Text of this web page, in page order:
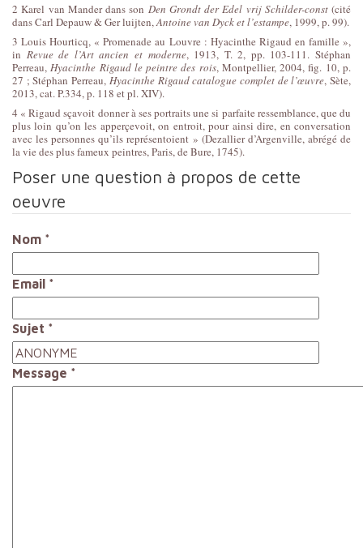
2 Karel van Mander dans son Den Grondt der Edel vrij Schilder-const(cité
dans Carl Depauw & Ger luijten,Antoine van Dyck et l’estampe, 1999, p. 99).
3 Louis Hourticq, « Promenade au Louvre : Hyacinthe Rigaud en famille »,
in Revue de l’Art ancien et moderne, 1913, T. 2, pp. 103-111. Stéphan
Perreau,Hyacinthe Rigaud le peintre des rois, Montpellier, 2004, fig. 10, p.
27 ; Stéphan Perreau, Hyacinthe Rigaud catalogue complet de l’œuvre, Sète,
2013, cat. P.334, p. 118 et pl. XIV).
4 « Rigaud sçavoit donner à ses portraits une si parfaite ressemblance, que du
plus loin qu’on les apperçevoit, on entroit, pour ainsi dire, en conversation
avec les personnes qu’ils représentoient » (Dezallier d’Argenville, abrégé de
la vie des plus fameux peintres, Paris, de Bure, 1745).
Poser une question à propos de cette
oeuvre
Nom *
Email *
Sujet *
Message *